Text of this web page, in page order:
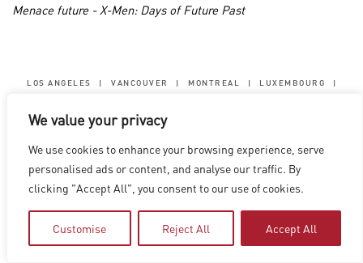
We value your privacy
We use cookies to enhance your browsing experience, serve
personalised ads or content, and analyse our traffic. By
clicking "Accept All", you consent to our use of cookies.
Customise Reject All Accept All
Menace future - X-Men: Days of Future Past
LOS ANGELES | VANCOUVER | MONTREAL | LUXEMBOURG |
HONG KONG
Privacy Policy